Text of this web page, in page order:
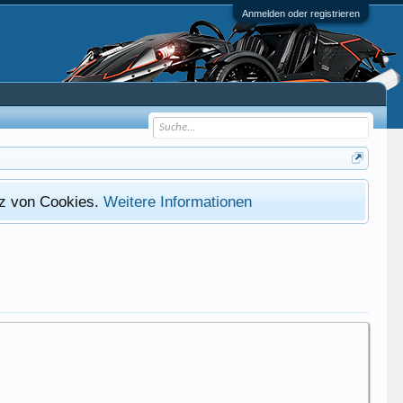
Anmelden oder registrieren
von Cookies.Weitere Informationen